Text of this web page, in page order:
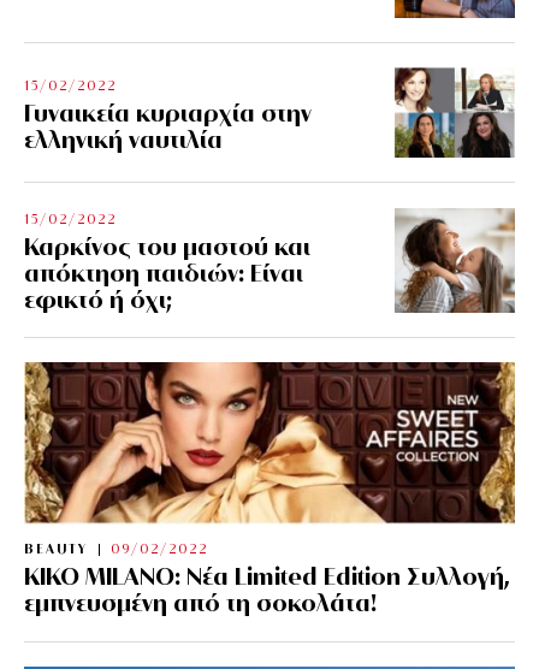
15/02/2022
Γυναικεία κυριαρχία στην
ελληνική ναυτιλία
15/02/2022
Καρκίνος του μαστού και
απόκτηση παιδιών: Είναι
εφικτό ή όχι;
BEAUTY 09/02/2022
KIKO MILANO: Νέα Limited Edition Συλλογή,
εμπνευσμένη από τη σοκολάτα!